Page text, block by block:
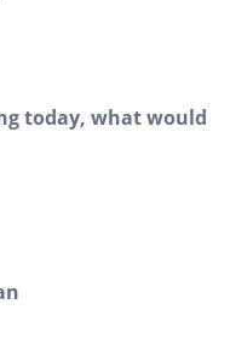
today, what would